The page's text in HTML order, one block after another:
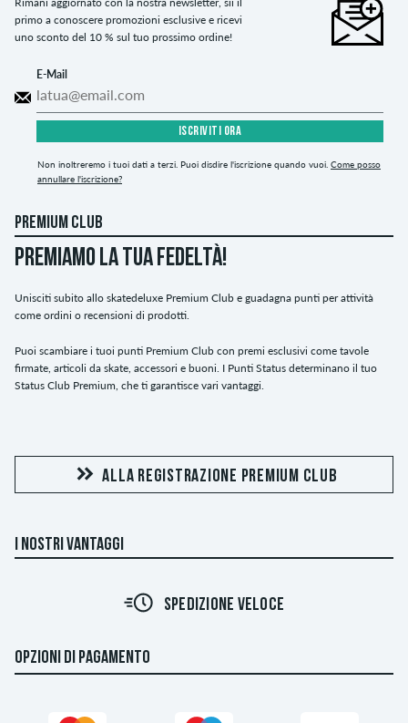
primo a conoscere promozioni esclusive e ricevi
uno sconto del 10 % sul tuo prossimo ordine!
E-Mail
ISCRIVITI ORA
Non inoltreremo i tuoi dati a terzi. Puoi disdire l'iscrizione quando vuoi. Come posso
annullare l'iscrizione?
PREMIUM CLUB
PREMIAMO LA TUA FEDELTÀ!
Unisciti subito allo skatedeluxe Premium Club e guadagna punti per attività
come ordini o recensioni di prodotti.
Puoi scambiare i tuoi punti Premium Club con premi esclusivi come tavole
firmate, articoli da skate, accessori e buoni. I Punti Status determinano il tuo
Status Club Premium, che ti garantisce vari vantaggi.
ALLA REGISTRAZIONE PREMIUM CLUB
I NOSTRI VANTAGGI
SPEDIZIONE VELOCE
OPZIONI DI PAGAMENTO